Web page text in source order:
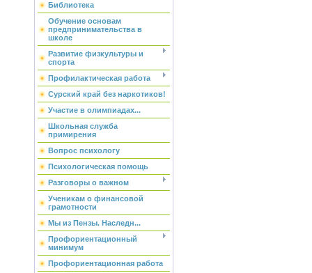
Библиотека
Обучение основам
предпринимательства в
школе
Развитие физкультуры и
спорта
Профилактическая работа
Сурский край без наркотиков!
Участие в олимпиадах...
Школьная служба
примирения
Вопрос психологу
Психологическая помощь
Разговоры о важном
Ученикам о финансовой
грамотности
Мы из Пензы. Наследн...
Профориентационный
минимум
Профориентационная работа